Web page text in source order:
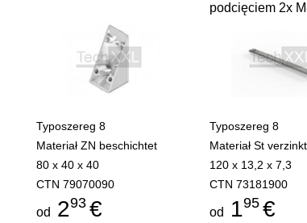
Typoszereg 8
Materiał ZN beschichtet
80 x 40 x 40
CTN 79070090
od 293 €
podcięciem 2x
Typoszereg 8
Materiał St verzinkt
120 x 13,2 x 7,3
CTN 73181900
od 195 €